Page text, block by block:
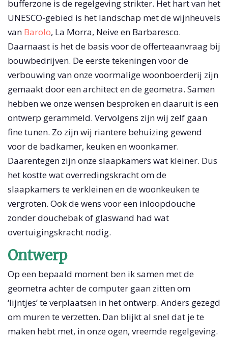
bufferzone is de regelgeving strikter. Het hart van het
UNESCO-gebied is het landschap met de wijnheuvels
van Barolo, La Morra, Neive en Barbaresco.
Daarnaast is het de basis voor de offerteaanvraag bij
bouwbedrijven. De eerste tekeningen voor de
verbouwing van onze voormalige woonboerderij zijn
gemaakt door een architect en de geometra. Samen
hebben we onze wensen besproken en daaruit is een
ontwerp gerammeld. Vervolgens zijn wij zelf gaan
fine tunen. Zo zijn wij riantere behuizing gewend
voor de badkamer, keuken en woonkamer.
Daarentegen zijn onze slaapkamers wat kleiner. Dus
het kostte wat overredingskracht om de
slaapkamers te verkleinen en de woonkeuken te
vergroten. Ook de wens voor een inloopdouche
zonder douchebak of glaswand had wat
overtuigingskracht nodig.
Ontwerp
Op een bepaald moment ben ik samen met de
geometra achter de computer gaan zitten om
‘lijntjes’ te verplaatsen in het ontwerp. Anders gezegd
om muren te verzetten. Dan blijkt al snel dat je te
maken hebt met, in onze ogen, vreemde regelgeving.